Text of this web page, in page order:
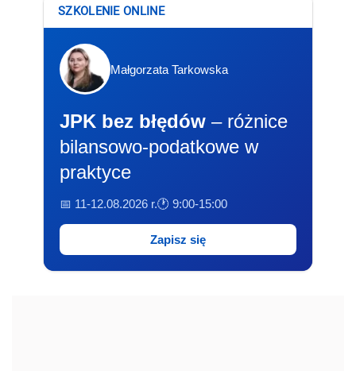
SZKOLENIE ONLINE
Małgorzata Tarkowska
JPK bez błędów – różnice
bilansowo-podatkowe w
praktyce
📅 11-12.08.2026 r.🕐 9:00-15:00
Zapisz się